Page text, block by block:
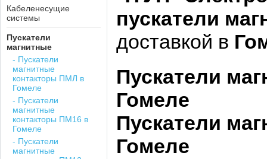
Кабеленесущие
системы
Пускатели
магнитные
- Пускатели
магнитные
контакторы ПМЛ в
Гомеле
- Пускатели
магнитные
контакторы ПМ16 в
Гомеле
- Пускатели
магнитные
пускатели
доставкой в
Пускатели
Гомеле
Пускатели
Гомеле